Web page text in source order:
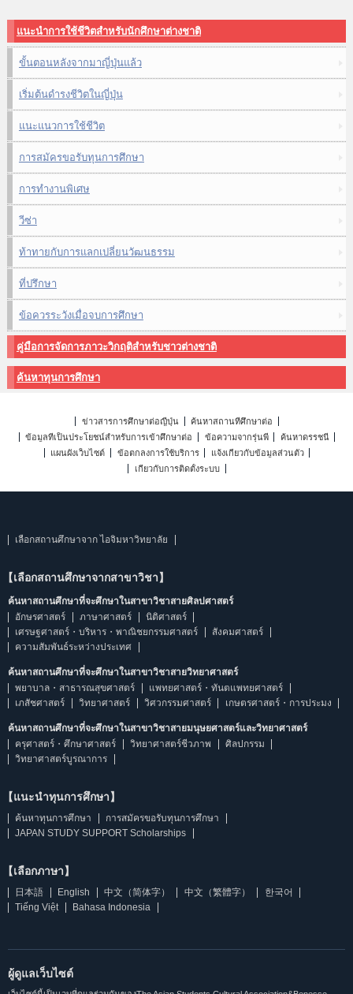
แนะนำการใช้ชีวิตสำหรับนักศึกษาต่างชาติ
ขั้นตอนหลังจากมาญี่ปุ่นแล้ว
เริ่มต้นดำรงชีวิตในญี่ปุ่น
แนะแนวการใช้ชีวิต
การสมัครขอรับทุนการศึกษา
การทำงานพิเศษ
วีซ่า
ท้าทายกับการแลกเปลี่ยนวัฒนธรรม
ที่ปรึกษา
ข้อควรระวังเมื่อจบการศึกษา
คู่มือการจัดการภาวะวิกฤติสำหรับชาวต่างชาติ
ค้นหาทุนการศึกษา
ข่าวสารการศึกษาต่อญี่ปุ่น
ค้นหาสถานที่ศึกษาต่อ
ข้อมูลที่เป็นประโยชน์สำหรับการเข้าศึกษาต่อ
ข้อความจากรุ่นพี่
ค้นหาดรรชนี
แผนผังเว็บไซต์
ข้อตกลงการใช้บริการ
แจ้งเกี่ยวกับข้อมูลส่วนตัว
เกี่ยวกับการติดตั้งระบบ
เลือกสถานศึกษาจาก ไอจิมหาวิทยาลัย
【เลือกสถานศึกษาจากสาขาวิชา】
ค้นหาสถานศึกษาที่จะศึกษาในสาขาวิชาสายศิลปศาสตร์
อักษรศาสตร์
ภาษาศาสตร์
นิติศาสตร์
เศรษฐศาสตร์・บริหาร・พาณิชยกรรมศาสตร์
สังคมศาสตร์
ความสัมพันธ์ระหว่างประเทศ
ค้นหาสถานศึกษาที่จะศึกษาในสาขาวิชาสายวิทยาศาสตร์
พยาบาล・สาธารณสุขศาสตร์
แพทยศาสตร์・ทันตแพทยศาสตร์
เภสัชศาสตร์
วิทยาศาสตร์ วิศวกรรมศาสตร์ เกษตรศาสตร์・การประมง
ค้นหาสถานศึกษาที่จะศึกษาในสาขาวิชาสายมนุษยศาสตร์และวิทยาศาสตร์
ครุศาสตร์・ศึกษาศาสตร์
วิทยาศาสตร์ชีวภาพ
ศิลปกรรม
วิทยาศาสตร์บูรณาการ
【แนะนำทุนการศึกษา】
ค้นหาทุนการศึกษา
การสมัครขอรับทุนการศึกษา
JAPAN STUDY SUPPORT Scholarships
【เลือกภาษา】
日本語 English 中文（简体字） 中文（繁體字）
한국어
Tiếng Việt
Bahasa Indonesia
ผู้ดูแลเว็บไซต์